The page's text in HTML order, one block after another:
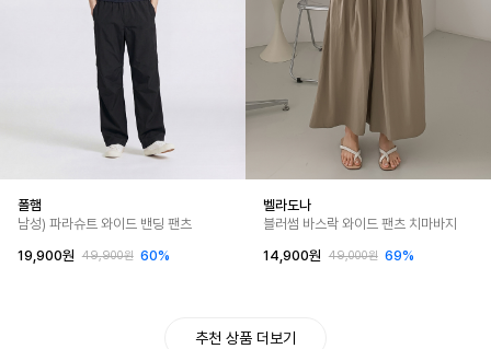
폴햄
남성) 파라슈트 와이드 밴딩 팬츠
19,900원
49,900원 60%
벨라도나
블러썸 바스락 와이드 팬츠 치마바지
14,900원
49,000원 69%
추천 상품 더보기